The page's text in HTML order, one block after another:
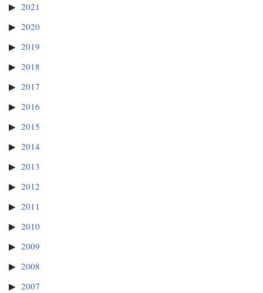
2021
2020
2019
2018
2017
2016
2015
2014
2013
2012
2011
2010
2009
2008
2007